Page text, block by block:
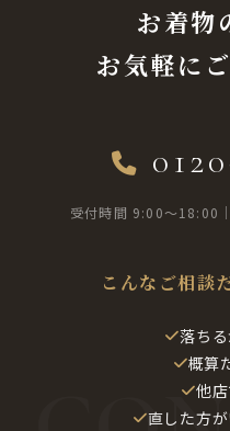
お着物
お気軽に
受付時間 9:00〜18:00
こんなご相談
落ち
概算
他
直した方